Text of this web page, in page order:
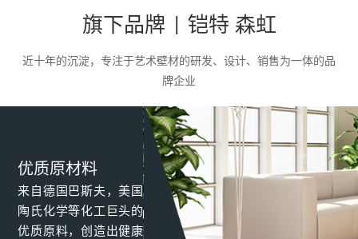
品，满足了客户对墙面的个性化需求。
旗下品牌 | 铠特 森虹
近十年的沉淀，专注于艺术壁材的研发、设计、销售为一体的品
牌企业
优质原材料
来自德国巴斯夫，美国
陶氏化学等化工巨头的
优质原料，创造出健康